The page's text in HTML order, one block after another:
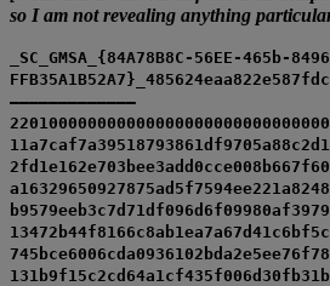
so I am not revealing anything
_SC_GMSA_{84A78B8C-56EE-465b-
————————————–